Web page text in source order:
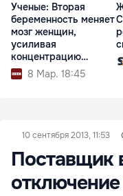
Ученые: Вторая
беременность меняет
мозг женщин,
усиливая
концентрацию
внимания
8 Мар. 18:45
10 сентября 2013, 11:53
Поставщик